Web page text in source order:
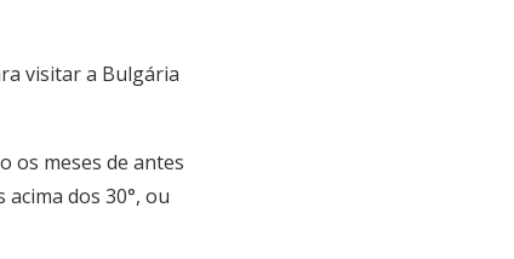
visitar a Bulgária
os meses de antes
dos 30°, ou